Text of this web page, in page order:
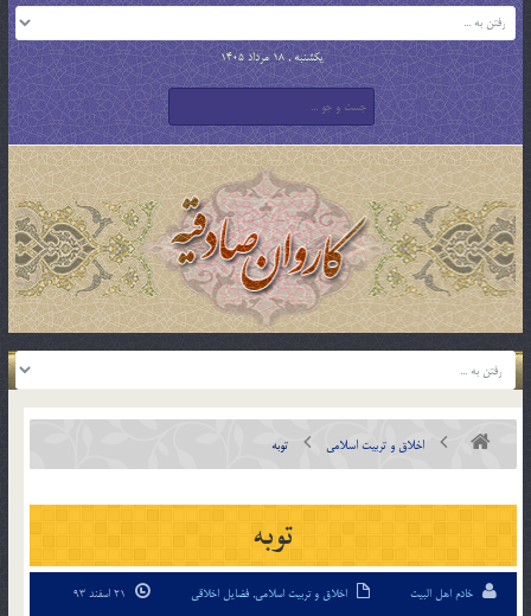
یکشنبه , 18 مرداد 1405
اخلاق و تربیت اسلامی توبه
توبه
خادم اهل البیت اخلاق و تربیت اسلامی, فضایل اخلاقی